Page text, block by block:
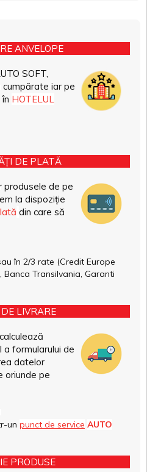
ANVELOPE
SOFT,
iar pe
HOTELUL
DE PLATĂ
produsele de pe
la dispoziție
din care să
în 2/3 rate (Credit Europe
Banca Transilvania, Garanti
LIVRARE
formularului de
datelor
oriunde pe
un punct de service AUTO
PRODUSE